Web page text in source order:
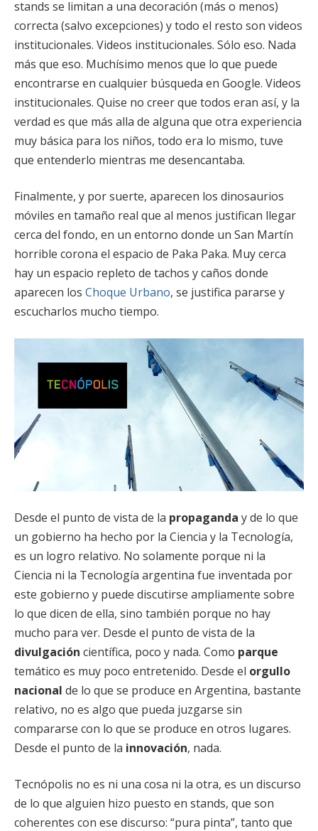
stands se limitan a una decoración (más o menos)
correcta (salvo excepciones) y todo el resto son videos
institucionales. Videos institucionales. Sólo eso. Nada
más que eso. Muchísimo menos que lo que puede
encontrarse en cualquier búsqueda en Google. Videos
institucionales. Quise no creer que todos eran así, y la
verdad es que más alla de alguna que otra experiencia
muy básica para los niños, todo era lo mismo, tuve
que entenderlo mientras me desencantaba.
Finalmente, y por suerte, aparecen los dinosaurios
móviles en tamaño real que al menos justifican llegar
cerca del fondo, en un entorno donde un San Martín
horrible corona el espacio de Paka Paka. Muy cerca
hay un espacio repleto de tachos y caños donde
aparecen los Choque Urbano, se justifica pararse y
escucharlos mucho tiempo.
Desde el punto de vista de la propaganda y de lo que
un gobierno ha hecho por la Ciencia y la Tecnología,
es un logro relativo. No solamente porque ni la
Ciencia ni la Tecnología argentina fue inventada por
este gobierno y puede discutirse ampliamente sobre
lo que dicen de ella, sino también porque no hay
mucho para ver. Desde el punto de vista de la
divulgación científica, poco y nada. Como parque
temático es muy poco entretenido. Desde el orgullo
nacional de lo que se produce en Argentina, bastante
relativo, no es algo que pueda juzgarse sin
compararse con lo que se produce en otros lugares.
Desde el punto de la innovación, nada.
Tecnópolis no es ni una cosa ni la otra, es un discurso
de lo que alguien hizo puesto en stands, que son
coherentes con ese discurso: “pura pinta”, tanto que